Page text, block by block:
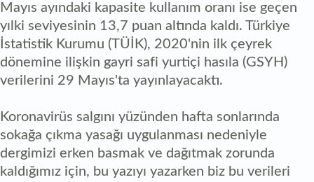
Mayıs ayındaki kapasite kullanım oranı ise geçen
yılki seviyesinin 13,7 puan altında kaldı. Türkiye
İstatistik Kurumu (TÜİK), 2020'nin ilk çeyrek
dönemine ilişkin gayri safi yurtiçi hasıla (GSYH)
verilerini 29 Mayıs'ta yayınlayacaktı.
Koronavirüs salgını yüzünden hafta sonlarında
sokağa çıkma yasağı uygulanması nedeniyle
dergimizi erken basmak ve dağıtmak zorunda
kaldığımız için, bu yazıyı yazarken biz bu verileri